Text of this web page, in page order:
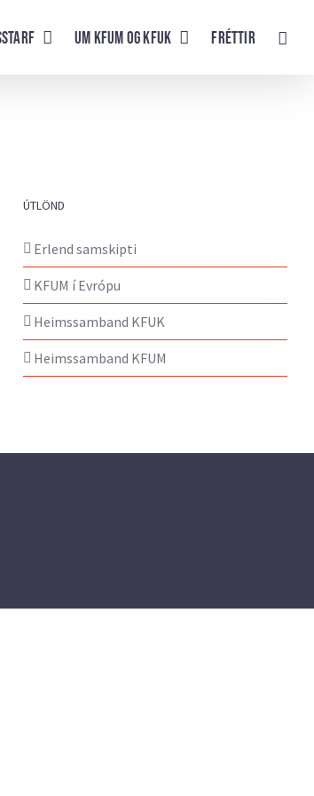
UM KFUM og KFUK Fréttir
ÚTLÖND
Erlend samskipti
KFUM í Evrópu
Heimssamband KFUK
Heimssamband KFUM